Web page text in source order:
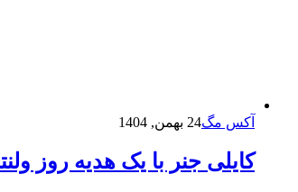
آکس مگ24 بهمن, 1404
کایلی جنر با یک هدیه روز